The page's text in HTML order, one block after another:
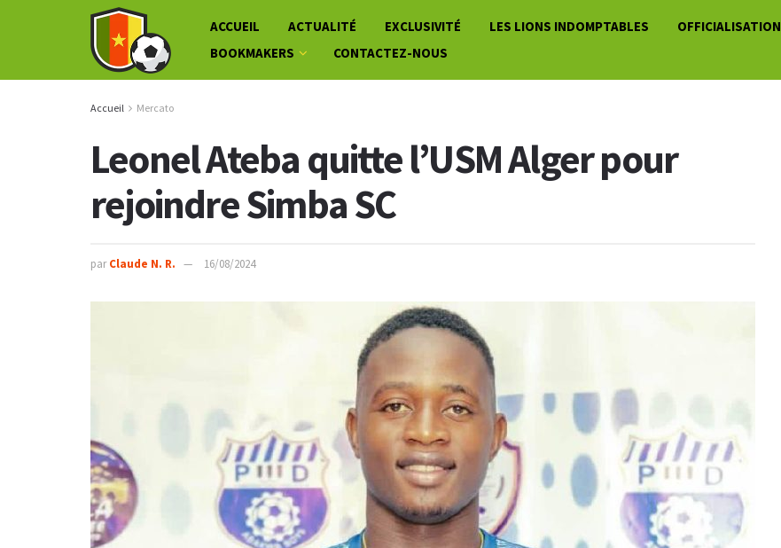
ACCUEIL ACTUALITÉ EXCLUSIVITÉ LES LIONS INDOMPTABLES OFFICIALISATION
BOOKMAKERS
CONTACTEZ-NOUS
Accueil Mercato
Leonel Ateba quitte l’USM Alger pour
rejoindre Simba SC
par Claude N. R. 16/08/2024